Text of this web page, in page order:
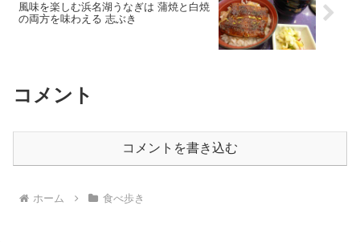
風味を楽しむ浜名湖うなぎは 蒲焼と白焼
の両方を味わえる 志ぶき
コメント
コメントを書き込む
ホーム 食べ歩き